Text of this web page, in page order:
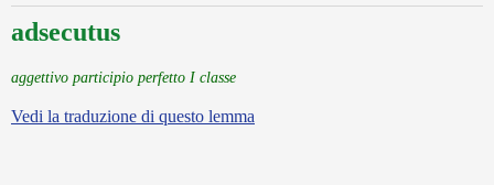
adsecutus
aggettivo participio perfetto I classe
Vedi la traduzione di questo lemma